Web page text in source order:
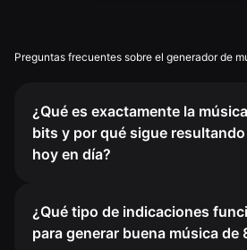
Preguntas frecuentes sobre el generador de
¿Qué es exactamente la
bits y por qué sigue
hoy en día?
¿Qué tipo de indicaciones
para generar buena música de